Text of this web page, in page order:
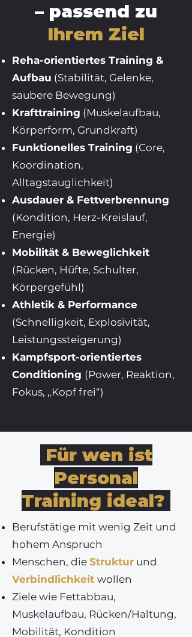
– passend zu
Ihrem Ziel
Reha-orientiertes Training &
Aufbau (Stabilität, Gelenke,
saubere Bewegung)
Krafttraining (Muskelaufbau,
Körperform, Grundkraft)
Funktionelles Training (Core,
Koordination,
Alltagstauglichkeit)
Ausdauer & Fettverbrennung
(Kondition, Herz-Kreislauf,
Energie)
Mobilität & Beweglichkeit
(Rücken, Hüfte, Schulter,
Körpergefühl)
Athletik & Performance
(Schnelligkeit, Explosivität,
Leistungssteigerung)
Kampfsport-orientiertes
Conditioning (Power, Reaktion,
Fokus, „Kopf frei“)
Für wen ist
Personal
Training ideal?
Berufstätige mit wenig Zeit und
hohem Anspruch
Menschen, die Struktur und
Verbindlichkeit wollen
Ziele wie Fettabbau,
Muskelaufbau, Rücken/Haltung,
Mobilität, Kondition